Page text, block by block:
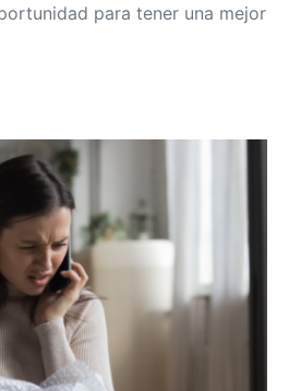
para tener una mejor